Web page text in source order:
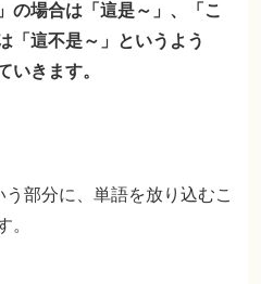
の場合は「這是～」、「こ
「這不是～」というよう
いきます。
う部分に、単語を放り込むこ
。